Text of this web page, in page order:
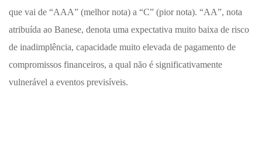
que vai de “AAA” (melhor nota) a “C” (pior nota). “AA”, nota
atribuída ao Banese, denota uma expectativa muito baixa de risco
de inadimplência, capacidade muito elevada de pagamento de
compromissos financeiros, a qual não é significativamente
vulnerável a eventos previsíveis.